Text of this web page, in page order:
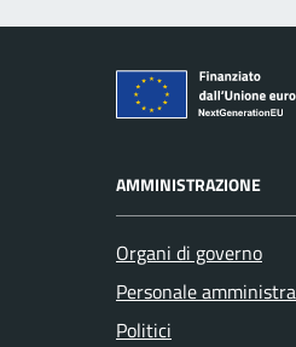
AMMINISTRAZIONE
Organi di governo
Personale
Politici